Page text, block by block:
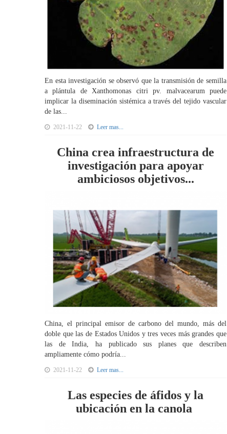
En esta investigación se observó que la transmisión de semilla
a plántula de Xanthomonas citri pv. malvacearum puede
implicar la diseminación sistémica a través del tejido vascular
de las...
2021-11-22 Leer mas...
China crea infraestructura de
investigación para apoyar
ambiciosos objetivos...
China, el principal emisor de carbono del mundo, más del
doble que las de Estados Unidos y tres veces más grandes que
las de India, ha publicado sus planes que describen
ampliamente cómo podría...
2021-11-22 Leer mas...
Las especies de áfidos y la
ubicación en la canola